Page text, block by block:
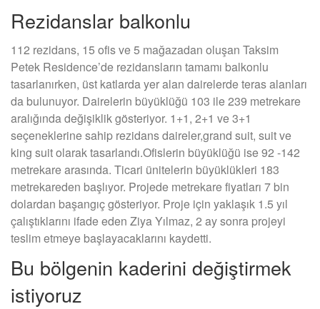
Rezidanslar balkonlu
112 rezidans, 15 ofis ve 5 mağazadan oluşan Taksim
Petek Residence’de rezidansların tamamı balkonlu
tasarlanırken, üst katlarda yer alan dairelerde teras alanları
da bulunuyor. Dairelerin büyüklüğü 103 ile 239 metrekare
aralığında değişiklik gösteriyor. 1+1, 2+1 ve 3+1
seçeneklerine sahip rezidans daireler,grand suit, suit ve
king suit olarak tasarlandı.Ofislerin büyüklüğü ise 92 -142
metrekare arasında. Ticari ünitelerin büyüklükleri 183
metrekareden başlıyor. Projede metrekare fiyatları 7 bin
dolardan başangıç gösteriyor. Proje için yaklaşık 1.5 yıl
çalıştıklarını ifade eden Ziya Yılmaz, 2 ay sonra projeyi
teslim etmeye başlayacaklarını kaydetti.
Bu bölgenin kaderini değiştirmek
istiyoruz